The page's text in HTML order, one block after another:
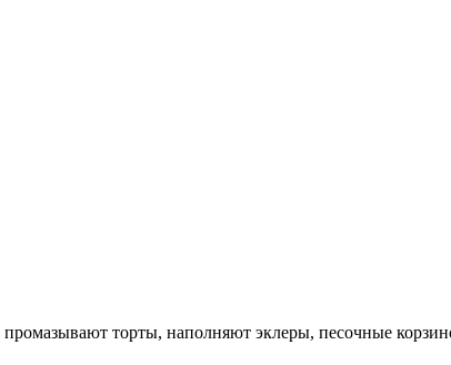
торты, наполняют эклеры, песочные